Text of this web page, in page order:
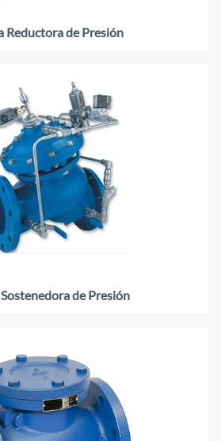
Reductora de Presión
de Presión